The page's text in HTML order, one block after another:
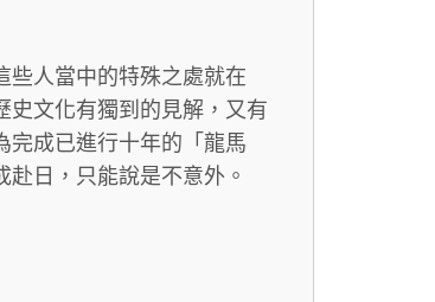
些人當中的特殊之處就在
史文化有獨到的見解，又有
完成已進行十年的「龍馬
日，只能說是不意外。